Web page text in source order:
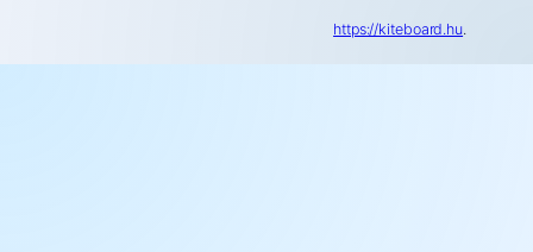
https://kiteboard.hu.